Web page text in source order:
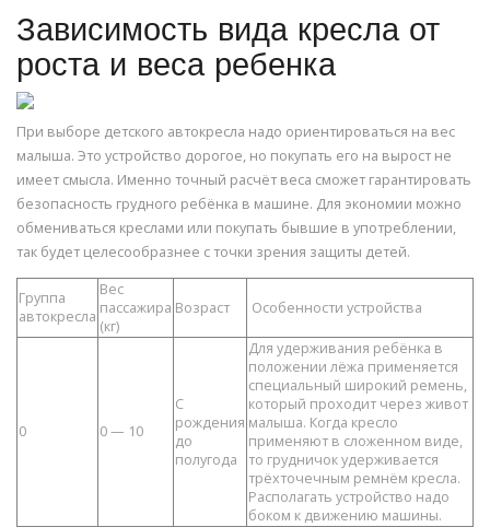
Зависимость вида кресла от
роста и веса ребенка
При выборе детского автокресла надо ориентироваться на вес
малыша. Это устройство дорогое, но покупать его на вырост не
имеет смысла. Именно точный расчёт веса сможет гарантировать
безопасность грудного ребёнка в машине. Для экономии можно
обмениваться креслами или покупать бывшие в употреблении,
так будет целесообразнее с точки зрения защиты детей.
Группа
автокресла
Вес
пассажира
(кг)
Возраст Особенности устройства
0 0 — 10
С
рождения
до
полугода
Для удерживания ребёнка в
положении лёжа применяется
специальный широкий ремень,
который проходит через живот
малыша. Когда кресло
применяют в сложенном виде,
то грудничок удерживается
трёхточечным ремнём кресла.
Располагать устройство надо
боком к движению машины.